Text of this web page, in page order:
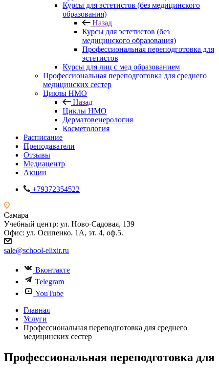
Курсы для эстетистов (без медицинского
образования)
Назад
Курсы для эстетистов (без
медицинского образования)
Профессиональная переподготовка для
эстетистов
Курсы для лиц с мед образованием
Профессиональная переподготовка для среднего
медицинских сестер
Циклы НМО
Назад
Циклы НМО
Дерматовенерология
Косметология
Расписание
Преподаватели
Отзывы
Медиацентр
Акции
+79372354522
Самара
Учебный центр: ул. Ново-Садовая, 139
Офис: ул. Осипенко, 1А, эт. 4, оф.5.
sale@school-elixir.ru
Вконтакте
Telegram
YouTube
Главная
Услуги
Профессиональная переподготовка для среднего
медицинских сестер
Профессиональная переподготовка для